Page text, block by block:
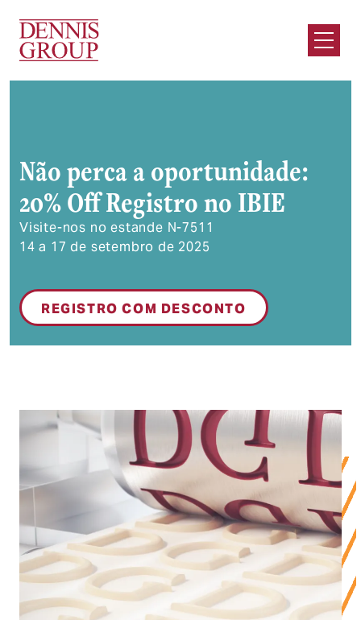
Abrir
Não perca a oportunidade:
20% Off Registro no IBIE
Visite-nos no estande N-7511
14 a 17 de setembro de 2025
REGISTRO COM DESCONTO